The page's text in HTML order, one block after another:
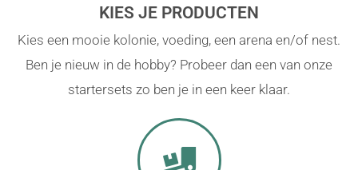
KIES JE PRODUCTEN
Kies een mooie kolonie, voeding, een arena en/of nest.
Ben je nieuw in de hobby? Probeer dan een van onze
startersets zo ben je in een keer klaar.